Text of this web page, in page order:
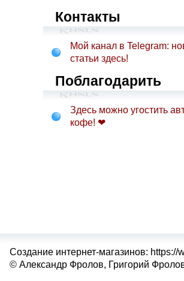
Контакты
Мой канал в Telegram:
статьи здесь!
Поблагодарить
Здесь можно угостить
кофе! ❤
Создание интернет-магазинов: https://
© Александр Фролов, Григорий